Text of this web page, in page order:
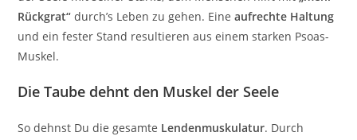
Rückgrat“ durch’s Leben zu gehen. Eineaufrechte Haltung
und ein fester Stand resultieren aus einem starken Psoas-
Muskel.
Die Taube dehnt den Muskel der Seele
So dehnst Du die gesamte Lendenmuskulatur. Durch